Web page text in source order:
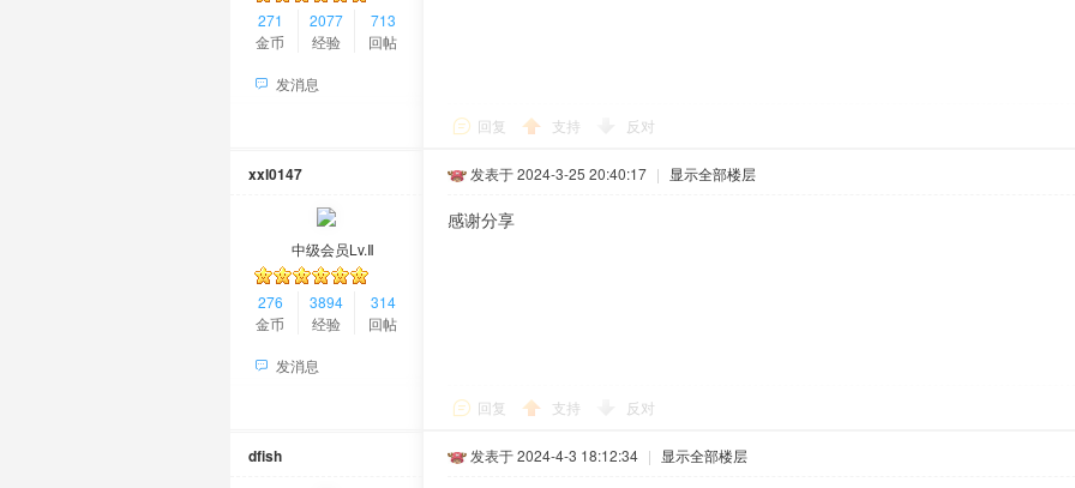
271
金币
2077
经验
713
回帖
发消息
回复 支持 反对
xxl0147
中级会员Lv.Ⅱ
276
金币
3894
经验
314
回帖
发消息
发表于 2024-3-25 20:40:17 | 显示全部楼层
感谢分享
回复 支持 反对
dfish 发表于 2024-4-3 18:12:34 | 显示全部楼层